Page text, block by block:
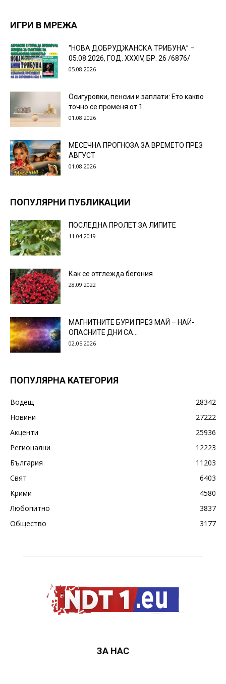
ИГРИ В МРЕЖА
“НОВА ДОБРУДЖАНСКА ТРИБУНА” –
05.08.2026, ГОД. XXХIV, БР. 26 /6876/
05.08.2026
Осигуровки, пенсии и заплати: Ето какво
точно се променя от 1...
01.08.2026
МЕСЕЧНА ПРОГНОЗА ЗА ВРЕМЕТО ПРЕЗ
АВГУСТ
01.08.2026
ПОПУЛЯРНИ ПУБЛИКАЦИИ
ПОСЛЕДНА ПРОЛЕТ ЗА ЛИПИТЕ
11.04.2019
Как се отглежда бегония
28.09.2022
МАГНИТНИТЕ БУРИ ПРЕЗ МАЙ – НАЙ-
ОПАСНИТЕ ДНИ СА…
02.05.2026
ПОПУЛЯРНА КАТЕГОРИЯ
Водещ
28342
Новини
27222
Акценти
25936
Регионални
12223
България
11203
Свят
6403
Крими
4580
Любопитно
3837
Общество
3177
ЗА НАС